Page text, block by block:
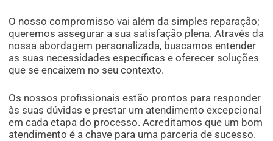
O nosso compromisso vai além da simples reparação;
queremos assegurar a sua satisfação plena. Através da
nossa abordagem personalizada, buscamos entender
as suas necessidades específicas e oferecer soluções
que se encaixem no seu contexto.
Os nossos profissionais estão prontos para responder
às suas dúvidas e prestar um atendimento excepcional
em cada etapa do processo. Acreditamos que um bom
atendimento é a chave para uma parceria de sucesso.